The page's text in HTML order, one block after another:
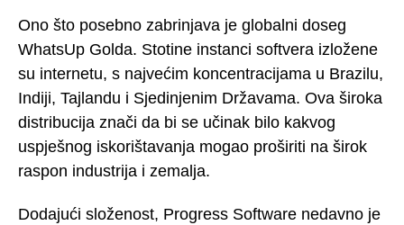
Ono što posebno zabrinjava je globalni doseg
WhatsUp Golda. Stotine instanci softvera izložene
su internetu, s najvećim koncentracijama u Brazilu,
Indiji, Tajlandu i Sjedinjenim Državama. Ova široka
distribucija znači da bi se učinak bilo kakvog
uspješnog iskorištavanja mogao proširiti na širok
raspon industrija i zemalja.
Dodajući složenost, Progress Software nedavno je